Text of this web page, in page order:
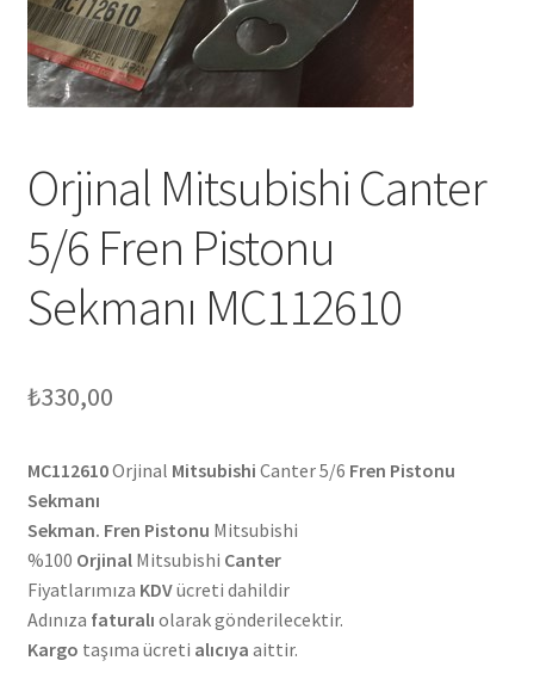
Orjinal Mitsubishi Canter
5/6 Fren Pistonu
Sekmanı MC112610
₺330,00
MC112610Orjinal Mitsubishi Canter 5/6 Fren Pistonu
Sekmanı
Sekman. Fren Pistonu Mitsubishi
%100 OrjinalMitsubishi Canter
Fiyatlarımıza KDVücreti dahildir
Adınıza faturalı olarak gönderilecektir.
Kargo taşıma ücreti alıcıya aittir.